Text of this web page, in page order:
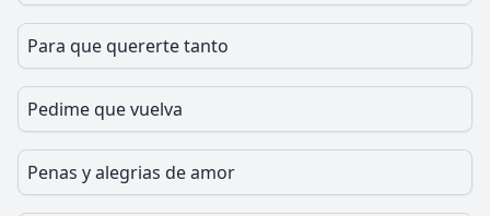
Para que quererte tanto
Pedime que vuelva
Penas y alegrias de amor